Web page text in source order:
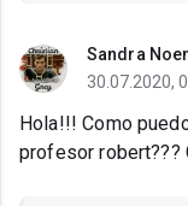
Sandra
30.07.2020,
Hola!!! Como
profesor robert???